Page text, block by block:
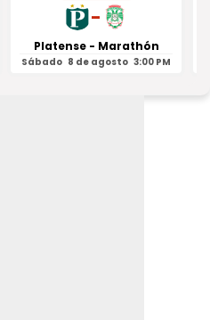
-
Platense - Marathón
Sábado 8 de agosto 3:00 PM